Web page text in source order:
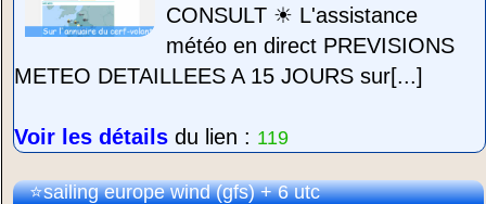
CONSULT ☀ L'assistance
météo en direct PREVISIONS
METEO DETAILLEES A 15 JOURS sur[...]
Voir les détails du lien : 119
sailing europe wind (gfs) + 6 utc